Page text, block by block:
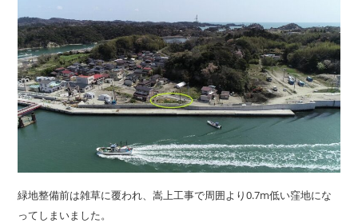
緑地整備前は雑草に覆われ、嵩上工事で周囲より0.7m低い窪地にな
ってしまいました。